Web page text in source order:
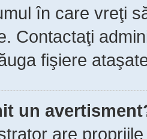
în care vreţi
Contactaţi
fişiere
un
are